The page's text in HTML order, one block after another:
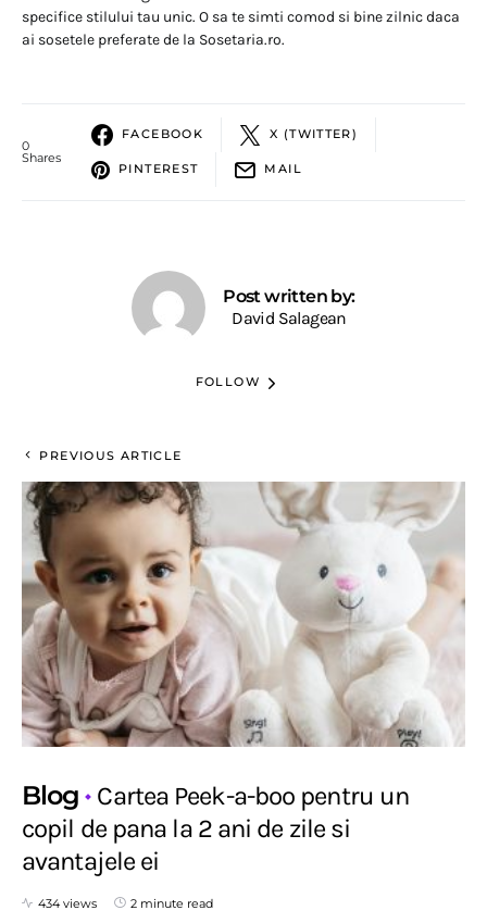
specifice stilului tau unic. O sa te simti comod si bine zilnic daca
ai sosetele preferate de la Sosetaria.ro.
0
Shares
FACEBOOK X (TWITTER)
PINTEREST MAIL
Post written by:
David Salagean
FOLLOW
PREVIOUS ARTICLE
Blog
Cartea Peek-a-boo pentru un
copil de pana la 2 ani de zile si
avantajele ei
434 views 2 minute read